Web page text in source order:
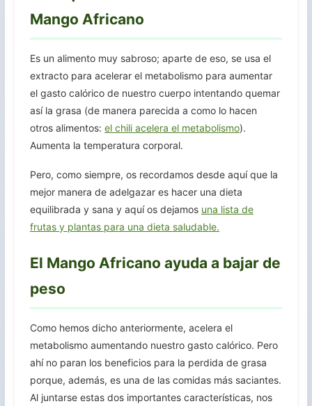
Mango Africano
Es un alimento muy sabroso; aparte de eso, se usa el
extracto para acelerar el metabolismo para aumentar
el gasto calórico de nuestro cuerpo intentando quemar
así la grasa (de manera parecida a como lo hacen
otros alimentos: el chili acelera el metabolismo).
Aumenta la temperatura corporal.
Pero, como siempre, os recordamos desde aquí que la
mejor manera de adelgazar es hacer una dieta
equilibrada y sana y aquí os dejamos una lista de
frutas y plantas para una dieta saludable.
El Mango Africano ayuda a bajar de
peso
Como hemos dicho anteriormente, acelera el
metabolismo aumentando nuestro gasto calórico. Pero
ahí no paran los beneficios para la perdida de grasa
porque, además, es una de las comidas más saciantes.
Al juntarse estas dos importantes características, nos